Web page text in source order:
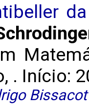
. Início: